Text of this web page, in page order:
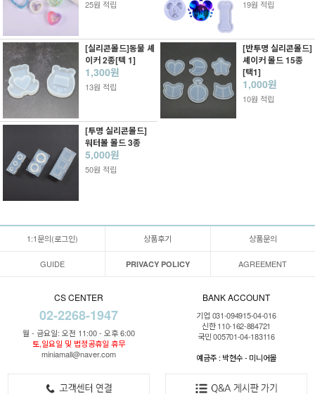
25원 적립 19원 적립
[실리콘몰드]동물 셰
이커 2종[텍 1]
1,300원
13원 적립
[반투명 실리콘몰드]
셰이커 몰드 15종
[택1]
1,000원
10원 적립
[투명 실리콘몰드]
워터볼 몰드 3종
5,000원
50원 적립
1:1문의(로그인) 상품후기 상품문의
GUIDE PRIVACY POLICY AGREEMENT
CS CENTER
02-2268-1947
월 - 금요일: 오전 11:00 - 오후 6:00
토,일요일 및 법정공휴일 휴무
miniamall@naver.com
BANK ACCOUNT
기업 031-094915-04-016
신한 110-162-884721
국민 005701-04-183116
예금주 : 박현수 - 미니어몰